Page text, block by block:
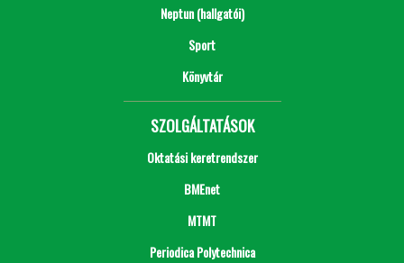
Neptun (hallgatói)
Sport
Könyvtár
SZOLGÁLTATÁSOK
Oktatási keretrendszer
BMEnet
MTMT
Periodica Polytechnica